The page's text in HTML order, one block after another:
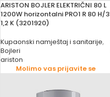
ARISTON BOJLER ELEKTRIČNI 80 L
1200W horizontalni PRO1 R 80 H/3
1,2 K (3201920)
Kupaonski namještaj i sanitarije,
Bojleri
ariston
Molimo vas prijavite se